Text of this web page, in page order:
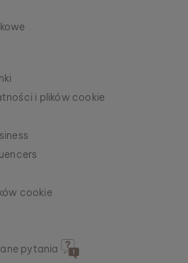
i plików cookie
cookie
pytania